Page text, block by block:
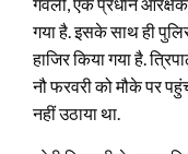
गया है. इसके साथ ही
हाजिर किया गया है.
नौ फरवरी को मौके पर
नहीं उठाया था.